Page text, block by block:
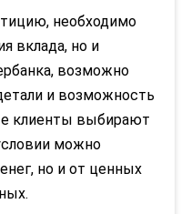
необходимо
вклада, но и
возможно
и возможность
клиенты выбирают
можно
но и от ценных